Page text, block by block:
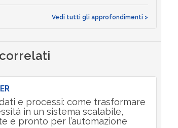
Vedi tutti gli approfondimenti >
e processi: come trasformare
in un sistema scalabile,
e pronto per l’automazione